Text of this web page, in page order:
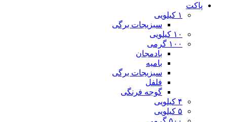
پاکت
۱ کیلویی
سبزیجات برگی
۱۰ کیلویی
۱۰۰ گرمی
بادمجان
بامیه
سبزیجات برگی
فلفل
گوجه فرنگی
۴ کیلویی
۵ کیلویی